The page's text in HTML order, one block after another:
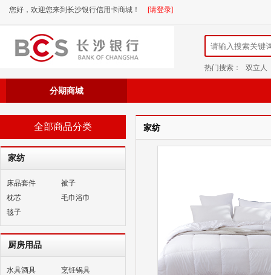
您好，欢迎您来到长沙银行信用卡商城！ [请登录]
热门搜索： 双立人
分期商城
全部商品分类
家纺
床品套件
被子
枕芯
毛巾浴巾
毯子
厨房用品
水具酒具
烹饪锅具
家纺